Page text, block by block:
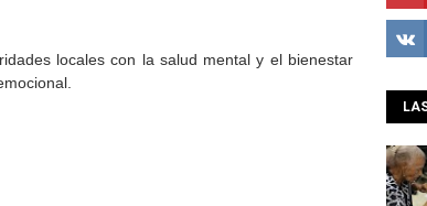
locales con la salud mental y el bienestar